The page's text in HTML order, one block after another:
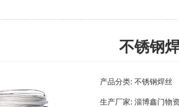
不锈钢
产品分类: 不锈钢焊丝
生产厂家: 淄博鑫门物